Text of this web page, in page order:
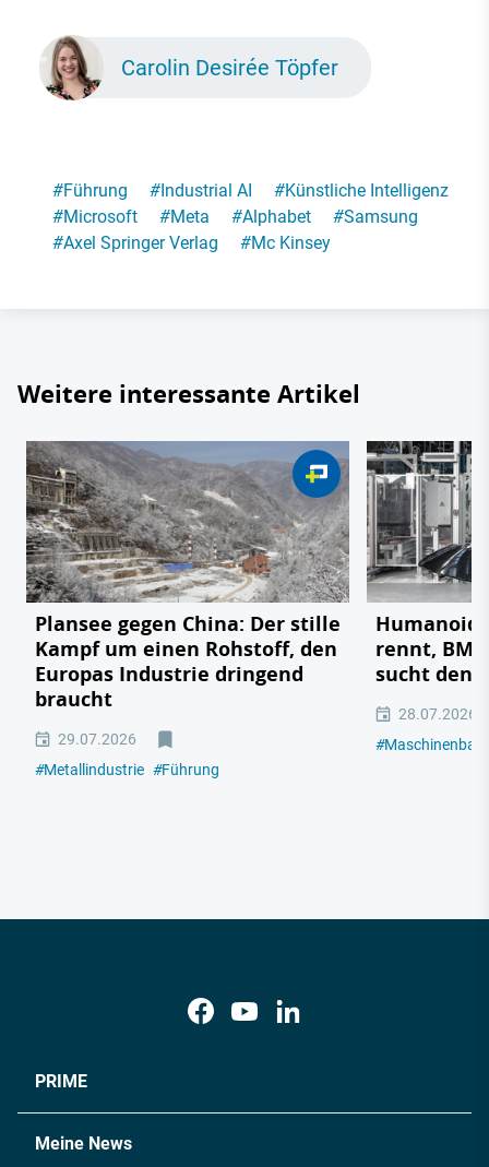
Carolin Desirée Töpfer
#Führung #Industrial AI #Künstliche Intelligenz
#Microsoft #Meta #Alphabet #Samsung
#Axel Springer Verlag #Mc Kinsey
Weitere interessante Artikel
Plansee gegen China: Der stille
Kampf um einen Rohstoff, den
Europas Industrie dringend
braucht
29.07.2026
#Metallindustrie #Führung
rennt,
sucht den
28.07.2026
#Maschinenbau
PRIME
Meine News